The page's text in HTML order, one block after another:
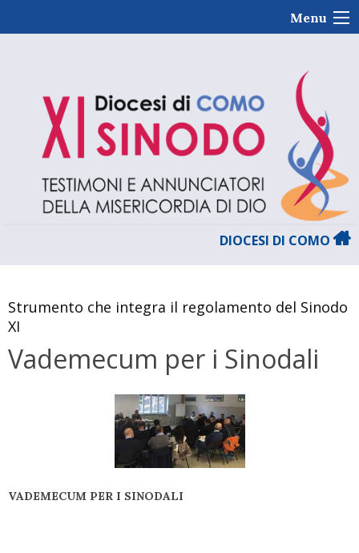
Menu
DIOCESI DI COMO
Strumento che integra il regolamento del Sinodo
XI
Vademecum per i Sinodali
VADEMECUM PER I SINODALI